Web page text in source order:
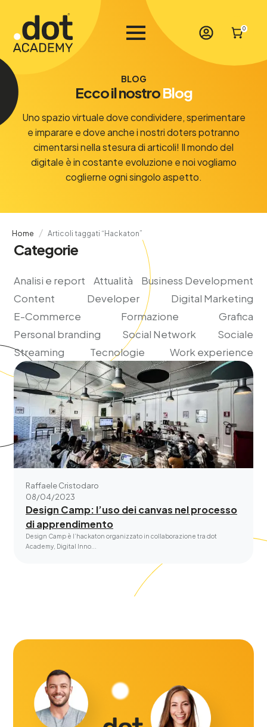
0
BLOG
Ecco il nostroBlog
Uno spazio virtuale dove condividere, sperimentare
e imparare e dove anche i nostri doters potranno
cimentarsi nella stesura di articoli! Il mondo del
digitale è in costante evoluzione e noi vogliamo
coglierne ogni singolo aspetto.
Home Articoli taggati “Hackaton”
Categorie
Analisi e report Attualità
Business Development
Content
Developer
Digital Marketing
E-Commerce
Formazione
Grafica
Personal branding
Social Network
Sociale
Streaming
Tecnologie Work experience
Raffaele Cristodaro
08/04/2023
Design Camp: l’uso dei canvas nel processo
di apprendimento
Design Camp è l’hackaton organizzato in collaborazione tra dot
Academy, Digital Inno...